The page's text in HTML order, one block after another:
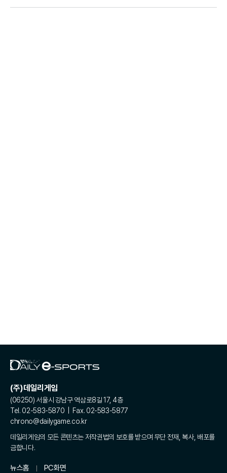
(주)데일리게임
(06250) 서울시 강남구 역삼로8길 17, 4층
Tel. 02-583-5870 | Fax. 02-583-5877
chrono@dailygame.co.kr
데일리게임의 모든 콘텐츠는 저작권법의 보호를 받으며 무단 전재, 복사, 배포를
금합니다.
뉴스홈 PC화면